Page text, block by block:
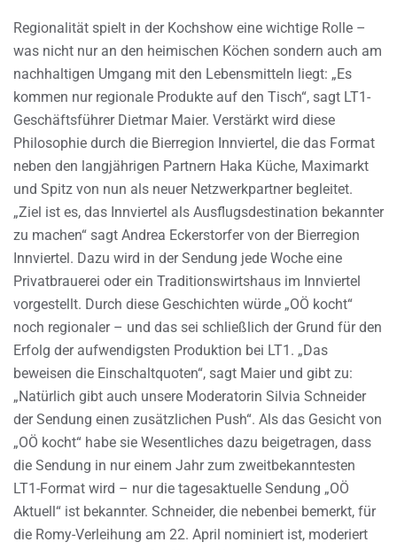
Regionalität spielt in der Kochshow eine wichtige Rolle –
was nicht nur an den heimischen Köchen sondern auch am
nachhaltigen Umgang mit den Lebensmitteln liegt: „Es
kommen nur regionale Produkte auf den Tisch“, sagt LT1-
Geschäftsführer Dietmar Maier. Verstärkt wird diese
Philosophie durch die Bierregion Innviertel, die das Format
neben den langjährigen Partnern Haka Küche, Maximarkt
und Spitz von nun als neuer Netzwerkpartner begleitet.
„Ziel ist es, das Innviertel als Ausflugsdestination bekannter
zu machen“ sagt Andrea Eckerstorfer von der Bierregion
Innviertel. Dazu wird in der Sendung jede Woche eine
Privatbrauerei oder ein Traditionswirtshaus im Innviertel
vorgestellt. Durch diese Geschichten würde „OÖ kocht“
noch regionaler – und das sei schließlich der Grund für den
Erfolg der aufwendigsten Produktion bei LT1. „Das
beweisen die Einschaltquoten“, sagt Maier und gibt zu:
„Natürlich gibt auch unsere Moderatorin Silvia Schneider
der Sendung einen zusätzlichen Push“. Als das Gesicht von
„OÖ kocht“ habe sie Wesentliches dazu beigetragen, dass
die Sendung in nur einem Jahr zum zweitbekanntesten
LT1-Format wird – nur die tagesaktuelle Sendung „OÖ
Aktuell“ ist bekannter. Schneider, die nebenbei bemerkt, für
die Romy-Verleihung am 22. April nominiert ist, moderiert